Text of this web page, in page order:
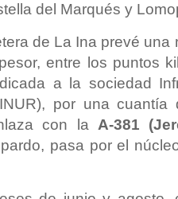
del Marqués y
de La Ina prevé
entre los puntos
a la sociedad
por una cuantía
con la A-381
pasa por el